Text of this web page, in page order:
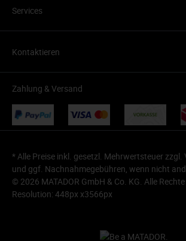
Services
Kontaktieren
Zahlung & Versand
* Alle Preise inkl. gesetzl. Mehrwertsteuer zzgl.
und ggf. Nachnahmegebühren, wenn nicht
© 2026 MATADOR GmbH & Co. KG. Alle
Resolution: 448px x3566px